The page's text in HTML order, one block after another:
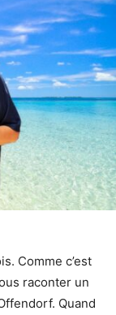
Comme c’est
raconter un
Quand